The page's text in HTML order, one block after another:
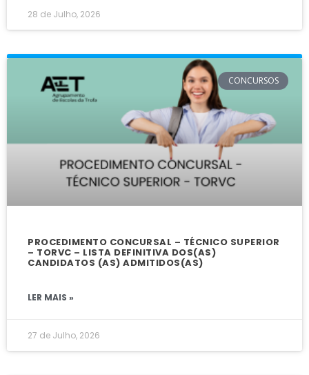
28 de Julho, 2026
CONCURSOS
PROCEDIMENTO CONCURSAL – TÉCNICO SUPERIOR
– TORVC – LISTA DEFINITIVA DOS(AS)
CANDIDATOS (AS) ADMITIDOS(AS)
LER MAIS »
27 de Julho, 2026